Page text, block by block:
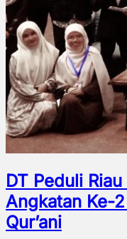
DT Peduli
Angkatan Ke-
Qur’ani